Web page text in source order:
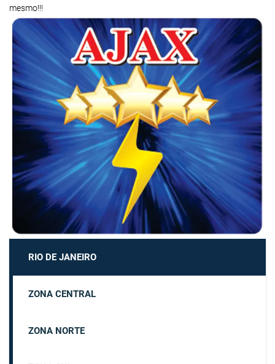
mesmo!!!
RIO DE JANEIRO
ZONA CENTRAL
ZONA NORTE